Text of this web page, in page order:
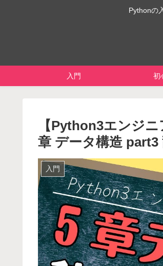
Pythonの
入門 初
【Python3エンジ
章 データ構造
入門